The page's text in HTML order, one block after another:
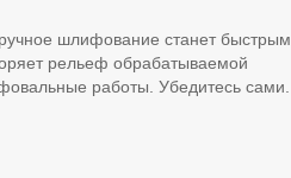
шлифование станет быстрым
рельеф обрабатываемой
работы. Убедитесь сами.